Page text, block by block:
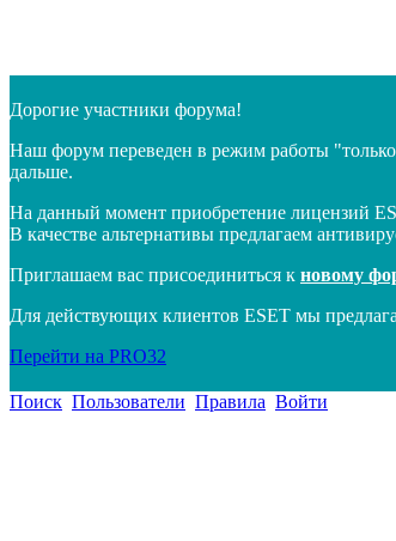
Дорогие участники форума!
Наш форум переведен в режим работы
дальше.
На данный момент приобретение лицензий
В качестве альтернативы предлагаем
Приглашаем вас присоединиться к новому
Для действующих клиентов ESET мы
Перейти на PRO32
Поиск Пользователи Правила Войти